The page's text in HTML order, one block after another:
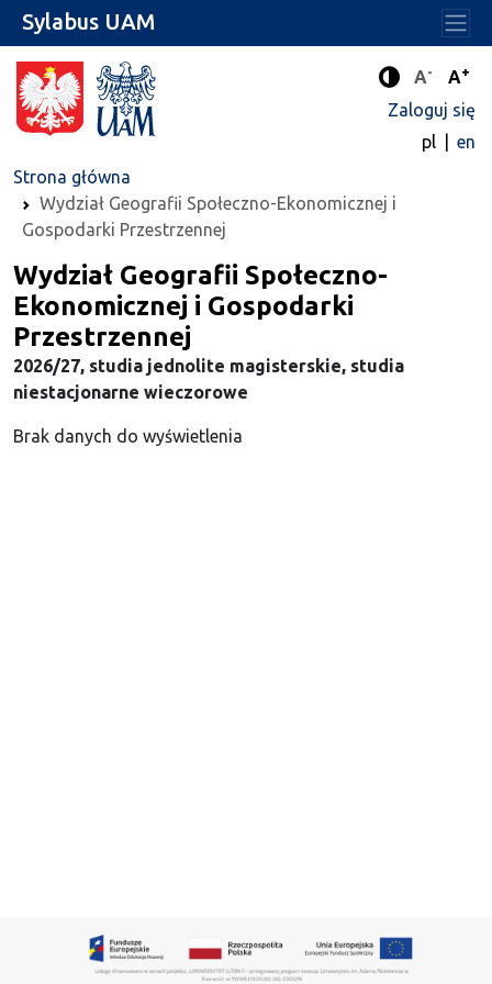
Tryb
A- A+
Zaloguj się
pl
en
Strona główna
Wydział Geografii Społeczno-Ekonomicznej i
Gospodarki Przestrzennej
Sylabus UAM
Wydział Geografii Społeczno-
Ekonomicznej i Gospodarki
Przestrzennej
2026/27, studia jednolite magisterskie, studia
niestacjonarne wieczorowe
Brak danych do wyświetlenia